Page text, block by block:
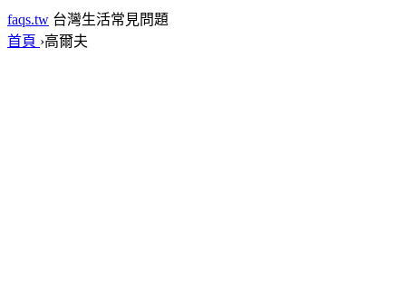
faqs.tw 台灣生活常見問題
首頁 ›高爾夫